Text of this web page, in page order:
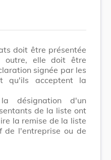
doit être présentée
outre, elle doit être
signée par les
qu'ils acceptent la
désignation d'un
de la liste ont
la remise de la liste
de l'entreprise ou de